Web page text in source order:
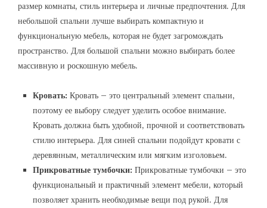
размер комнаты‚ стиль интерьера и личные предпочтения. Для
небольшой спальни лучше выбирать компактную и
функциональную мебель‚ которая не будет загромождать
пространство. Для большой спальни можно выбирать более
массивную и роскошную мебель.
Кровать: Кровать – это центральный элемент спальни‚
поэтому ее выбору следует уделить особое внимание.
Кровать должна быть удобной‚ прочной и соответствовать
стилю интерьера. Для синей спальни подойдут кровати с
деревянным‚ металлическим или мягким изголовьем.
Прикроватные тумбочки: Прикроватные тумбочки – это
функциональный и практичный элемент мебели‚ который
позволяет хранить необходимые вещи под рукой. Для